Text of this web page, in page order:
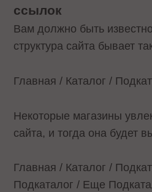
ссылок
Вам должно быть
структура сайта бывает
Главная / Каталог /
Некоторые магазины
сайта, и тогда она будет
Главная / Каталог /
Подкаталог / Еще